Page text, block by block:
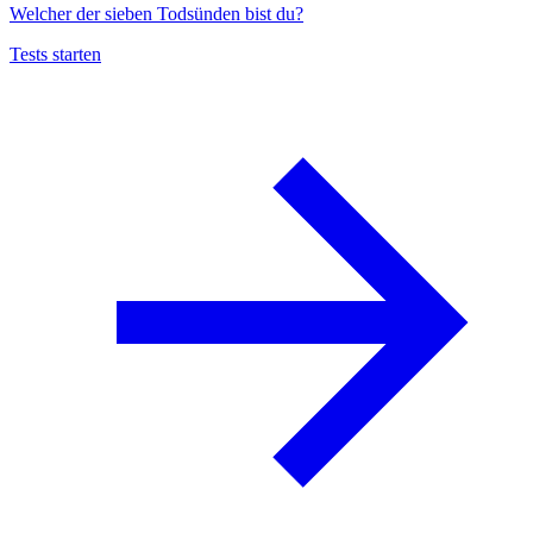
Welcher der sieben Todsünden bist du?
Tests starten